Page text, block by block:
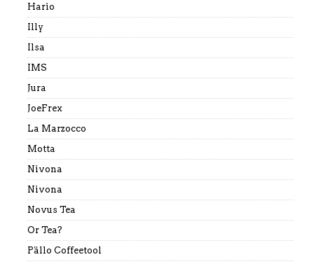
Hario
Illy
Ilsa
IMS
Jura
JoeFrex
La Marzocco
Motta
Nivona
Nivona
Novus Tea
Or Tea?
Pällo Coffeetool